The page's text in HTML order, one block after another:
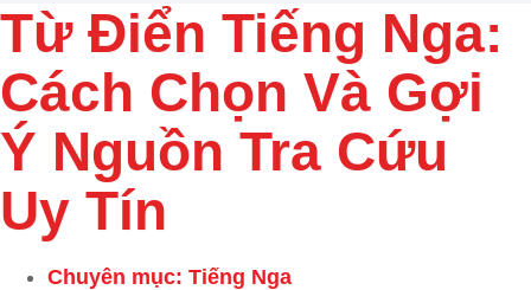
Từ Điển Tiếng Nga:
Cách Chọn Và Gợi
Ý Nguồn Tra Cứu
Uy Tín
Chuyên mục: Tiếng Nga